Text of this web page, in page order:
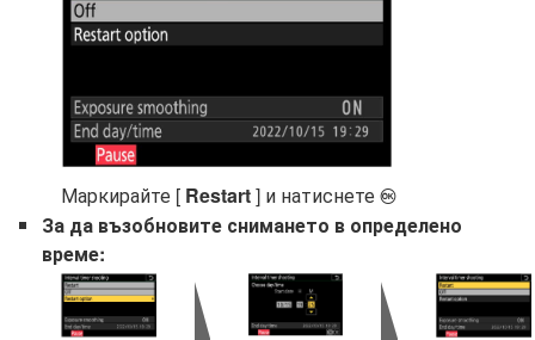
Маркирайте [ Restart] и натиснете J
За да възобновите снимането в определено
време: